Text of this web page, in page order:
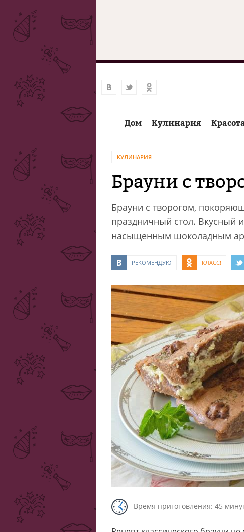
Дом Кулинария
КУЛИНАРИЯ
Брауни с
Брауни с творогом,
праздничный стол. Вкусный
насыщенным шоколадным
РЕКОМЕНДУЮ КЛАСС!
Время приготовления: 45